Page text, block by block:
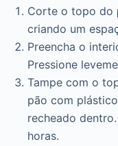
Corte o topo do
criando um
Preencha o
Pressione
Tampe com o
pão com
recheado
horas.